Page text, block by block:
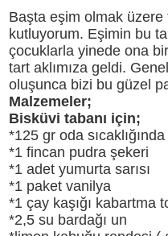
Başta eşim olmak üzere
kutluyorum. Eşimin bu
çocuklarla yinede ona
tart aklımıza geldi.
oluşunca bizi bu güzel
Malzemeler;
Bisküvi tabanı için;
*125 gr oda
*1 fincan pudra şekeri
*1 adet yumurta sarısı
*1 paket vanilya
*1 çay kaşığı kabartma
*2,5 su bardağı un